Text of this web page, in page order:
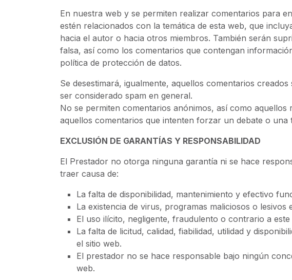
En nuestra web y se permiten realizar comentarios para
estén relacionados con la temática de esta web, que
hacia el autor o hacia otros miembros. También serán
falsa, así como los comentarios que contengan
política de protección de datos.
Se desestimará, igualmente, aquellos comentarios
ser considerado spam en general.
No se permiten comentarios anónimos, así como
aquellos comentarios que intenten forzar un debate o
EXCLUSIÓN DE GARANTÍAS Y RESPONSABILIDAD
El Prestador no otorga ninguna garantía ni se hace
traer causa de:
La falta de disponibilidad, mantenimiento y efectivo
La existencia de virus, programas maliciosos o lesivos
El uso ilícito, negligente, fraudulento o contrario a este
La falta de licitud, calidad, fiabilidad, utilidad y
el sitio web.
El prestador no se hace responsable bajo ningún
web.